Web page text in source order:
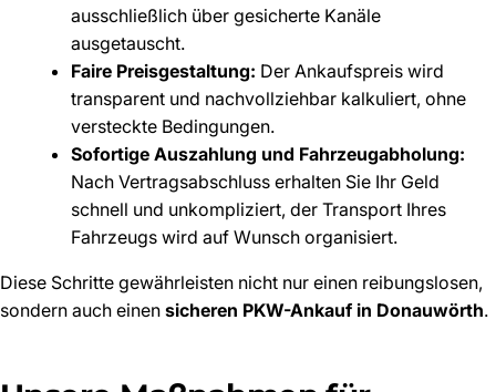
ausschließlich über gesicherte Kanäle
ausgetauscht.
Faire Preisgestaltung: Der Ankaufspreis wird
transparent und nachvollziehbar kalkuliert, ohne
versteckte Bedingungen.
Sofortige Auszahlung und Fahrzeugabholung:
Nach Vertragsabschluss erhalten Sie Ihr Geld
schnell und unkompliziert, der Transport Ihres
Fahrzeugs wird auf Wunsch organisiert.
Diese Schritte gewährleisten nicht nur einen reibungslosen,
sondern auch einen sicheren PKW-Ankauf in Donauwörth.